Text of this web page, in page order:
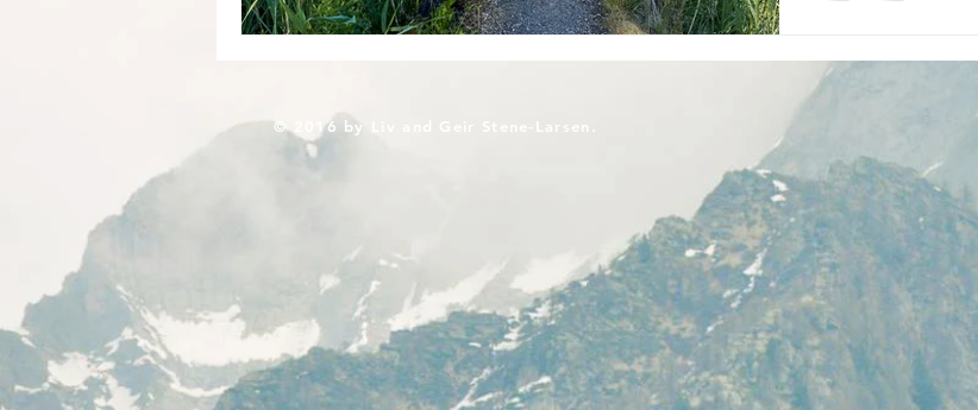
© 2016 by Liv and Geir Stene-Larsen.